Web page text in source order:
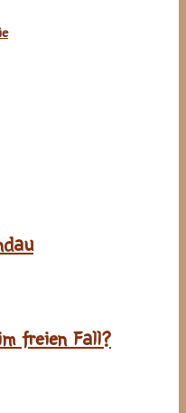
freien Fall?